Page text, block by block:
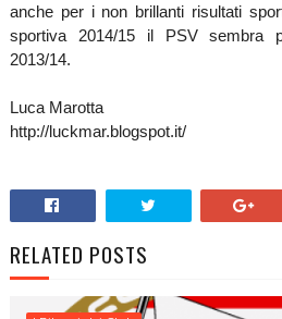
anche per i non brillanti risultati
sportiva 2014/15 il PSV sembra
2013/14.
Luca Marotta
http://luckmar.blogspot.it/
RELATED POSTS